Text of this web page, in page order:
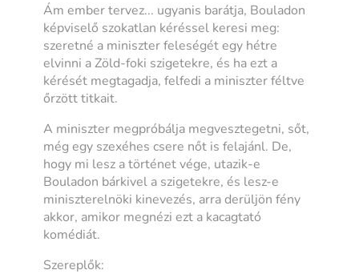
Ám ember tervez... ugyanis barátja, Bouladon
képviselő szokatlan kéréssel keresi meg:
szeretné a miniszter feleségét egy hétre
elvinni a Zöld-foki szigetekre, és ha ezt a
kérését megtagadja, felfedi a miniszter féltve
őrzött titkait.
A miniszter megpróbálja megvesztegetni, sőt,
még egy szexéhes csere nőt is felajánl. De,
hogy mi lesz a történet vége, utazik-e
Bouladon bárkivel a szigetekre, és lesz-e
miniszterelnöki kinevezés, arra derüljön fény
akkor, amikor megnézi ezt a kacagtató
komédiát.
Szereplők: